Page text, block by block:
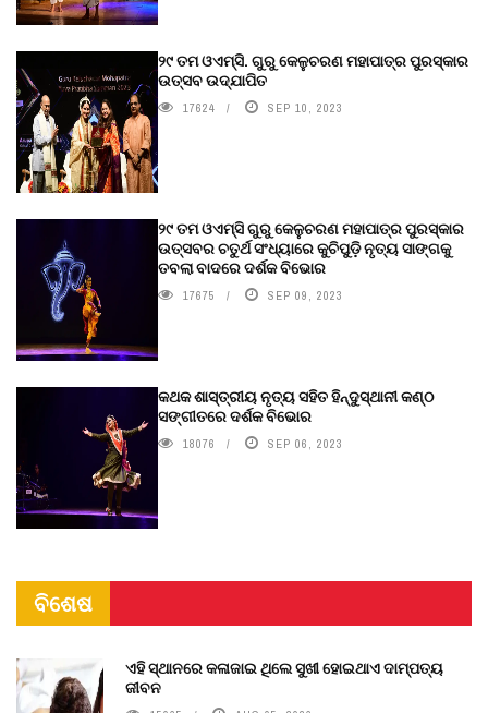
୨୯ ତମ ଓଏମ୍‌ସି. ଗୁରୁ କେଳୁଚରଣ ମହାପାତ୍ର ପୁରସ୍କାର
ଉତ୍ସବ ଉଦ୍‍ଯାପିତ
17624 SEP 10, 2023
୨୯ ତମ ଓଏମ୍‌ସି ଗୁରୁ କେଳୁଚରଣ ମହାପାତ୍ର ପୁରସ୍କାର
ଉତ୍ସବର ଚତୁର୍ଥ ସଂଧ୍ୟାରେ କୁଚିପୁଡ଼ି ନୃତ୍ୟ ସାଙ୍ଗକୁ
ତବଲା ବାଦରେ ଦର୍ଶକ ବିଭୋର
17675 SEP 09, 2023
କଥକ ଶାସ୍ତ୍ରୀୟ ନୃତ୍ୟ ସହିତ ହିନ୍ଦୁସ୍ଥାନୀ କଣ୍ଠ
ସଙ୍ଗୀତରେ ଦର୍ଶକ ବିଭୋର
18076 SEP 06, 2023
ବିଶେଷ
ଏହି ସ୍ଥାନରେ କଳାଜାଇ ଥିଲେ ସୁଖୀ ହୋଇଥାଏ ଦାମ୍ପତ୍ୟ
ଜୀବନ